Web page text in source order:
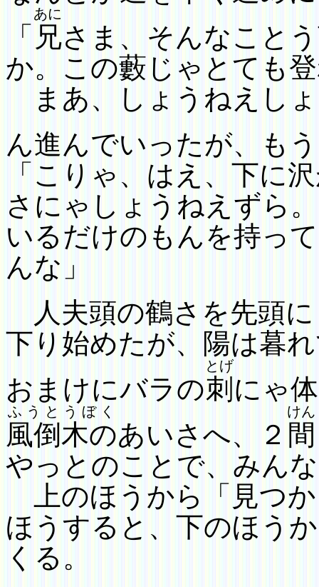
「 兄
あに
さま、そんなこと
か。この藪じゃとても
まあ、しょうねえし
ん進んでいったが、
もう
「こりゃ、はえ、下に
さにゃしょうねえずら。
いるだけのもんを持っ
んな」
人夫頭の鶴さを先頭
下り始めたが、陽は暮
おまけにバラの刺
とげ
にゃ
風倒木の
ふうとうぼく
あいさへ、２ 間
けん
やっとのことで、みん
上のほうから「見つ
ほう すると、下のほう
くる。